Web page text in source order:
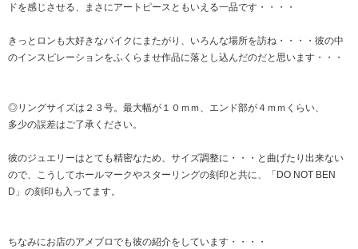
ドを感じさせる、まさにアートピースともいえる一品です・・・・
きっとロンも大好きなバイクにまたがり、いろんな場所を訪ね・・・・彼の中
のインスピレーションをふくらませ作品に落とし込んだのだと思います・・・
◎リングサイズは２３号。最大幅が１０ｍｍ、エンド部が４ｍｍくらい、
多少の誤差はご了承ください。
彼のジュエリーはとても精密なため、サイズ調整に・・・と曲げたり出来ない
ので、こうしてホールマークやスターリングの刻印と共に、「DO NOT BEN
D」の刻印も入ってます。
ちなみにお店のアメブロでも彼の紹介をしています・・・・